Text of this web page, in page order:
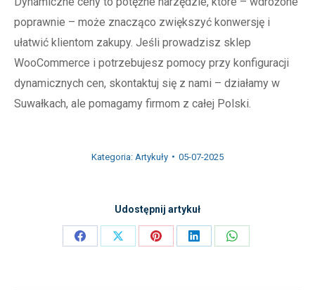
poprawnie – może znacząco zwiększyć konwersję i
ułatwić klientom zakupy. Jeśli prowadzisz sklep
WooCommerce i potrzebujesz pomocy przy konfiguracji
dynamicznych cen, skontaktuj się z nami – działamy w
Suwałkach, ale pomagamy firmom z całej Polski.
Kategoria: Artykuły 05-07-2025
Udostępnij artykuł
Share
Share
Share
Share
Share